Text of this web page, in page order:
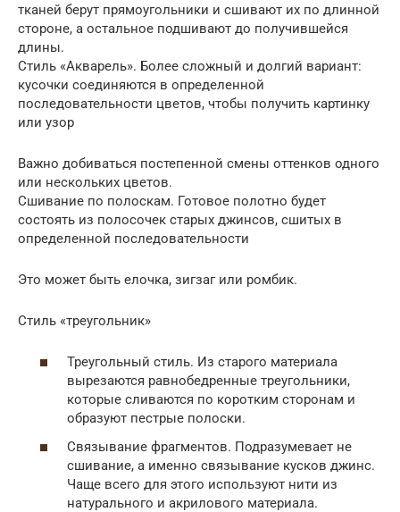
тканей берут прямоугольники и сшивают их по длинной
стороне, а остальное подшивают до получившейся
длины.
Стиль «Акварель». Более сложный и долгий вариант:
кусочки соединяются в определенной
последовательности цветов, чтобы получить картинку
или узор
Важно добиваться постепенной смены оттенков одного
или нескольких цветов.
Сшивание по полоскам. Готовое полотно будет
состоять из полосочек старых джинсов, сшитых в
определенной последовательности
Это может быть елочка, зигзаг или ромбик.
Стиль «треугольник»
Треугольный стиль. Из старого материала
вырезаются равнобедренные треугольники,
которые сливаются по коротким сторонам и
образуют пестрые полоски.
Связывание фрагментов. Подразумевает не
сшивание, а именно связывание кусков джинс.
Чаще всего для этого используют нити из
натурального и акрилового материала.